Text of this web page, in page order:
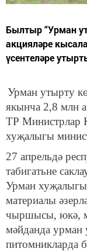
Былтыр “Урман
акцияләре
үсентеләре
Урман утырту
якынча 2,8 млн
ТР Министрлар
хуҗалыгы
27 апрельдә
табигатьне
Урман
материалы
чыршысы, юкә,
мәйданда урман
питомникларда